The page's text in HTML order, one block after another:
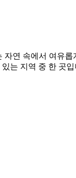
연 속에서 여유
는 지역 중 한 곳